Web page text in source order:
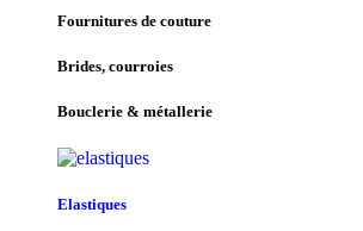
Fournitures de couture
Brides, courroies
Bouclerie & métallerie
Elastiques